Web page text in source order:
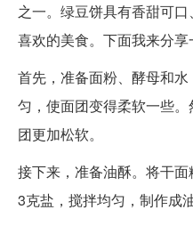
之一。绿豆饼具有香甜可
喜欢的美食。下面我来分享
首先，准备面粉、酵母和
匀，使面团变得柔软一些
团更加松软。
接下来，准备油酥。将干
3克盐，搅拌均匀，制作成